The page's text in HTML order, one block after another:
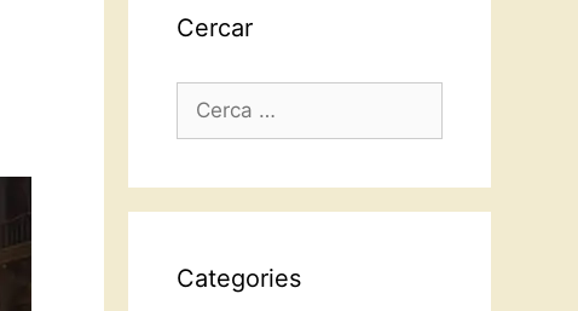
Cercar
Cerca:
Categories